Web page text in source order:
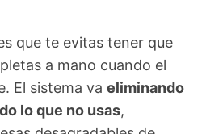
que te evitas tener que
a mano cuando el
El sistema va eliminando
lo que no usas,